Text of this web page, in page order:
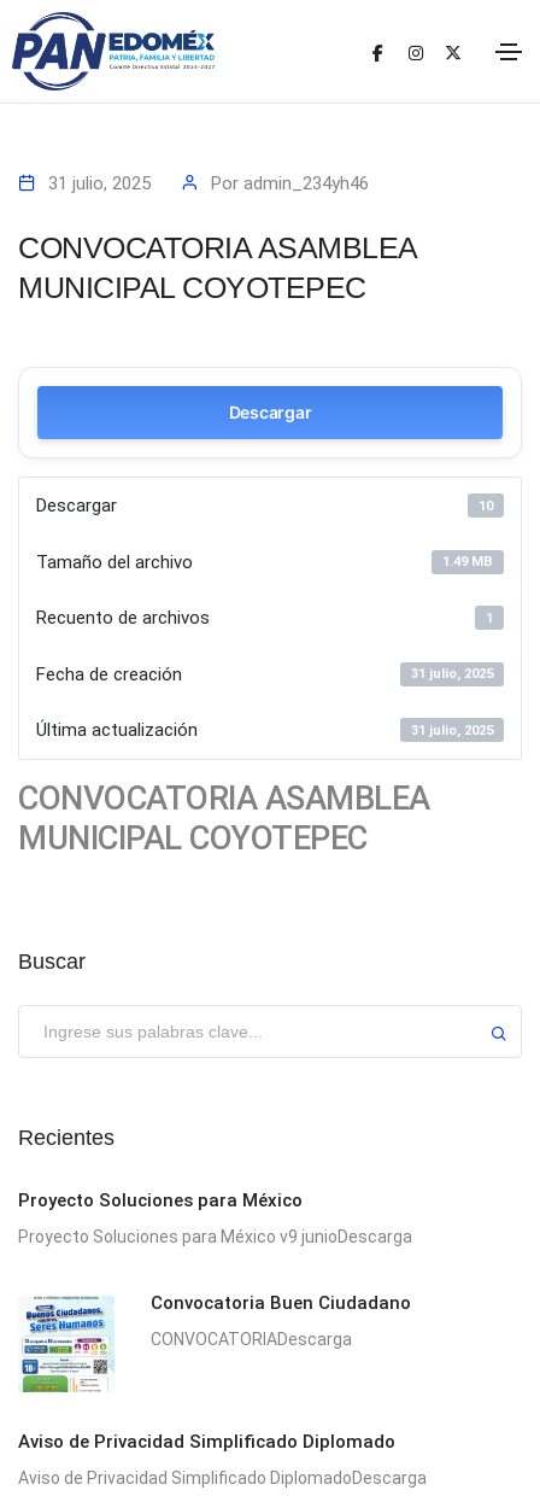
31 julio, 2025 Por admin_234yh46
CONVOCATORIA ASAMBLEA
MUNICIPAL COYOTEPEC
Descargar
Descargar 10
Tamaño del archivo 1.49 MB
Recuento de archivos 1
Fecha de creación 31 julio, 2025
Última actualización 31 julio, 2025
CONVOCATORIA ASAMBLEA
MUNICIPAL COYOTEPEC
Buscar
Recientes
Proyecto Soluciones para México
Proyecto Soluciones para México v9 junioDescarga
Convocatoria Buen Ciudadano
CONVOCATORIADescarga
Aviso de Privacidad Simplificado Diplomado
Aviso de Privacidad Simplificado DiplomadoDescarga